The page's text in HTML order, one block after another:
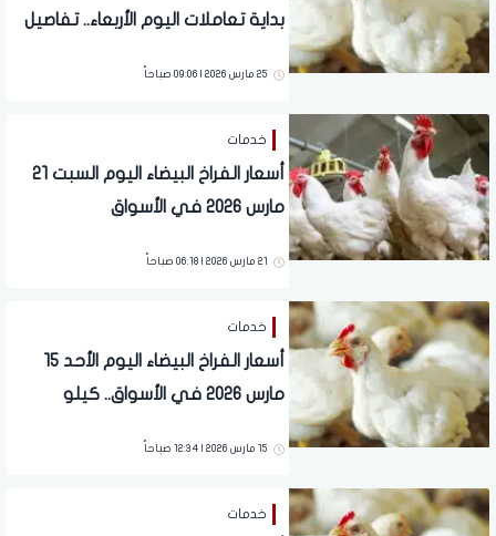
بداية تعاملات اليوم الأربعاء.. تفاصيل
25 مارس 2026 | 09:06 صباحاً
خدمات
أسعار الفراخ البيضاء اليوم السبت 21
مارس 2026 في الأسواق
21 مارس 2026 | 06:18 صباحاً
خدمات
أسعار الفراخ البيضاء اليوم الأحد 15
مارس 2026 في الأسواق.. كيلو
15 مارس 2026 | 12:34 صباحاً
خدمات